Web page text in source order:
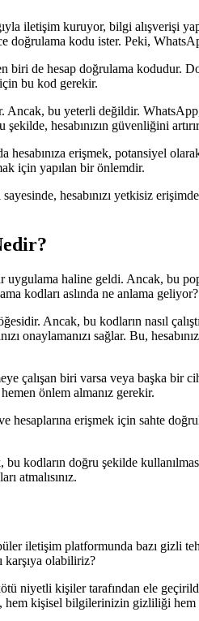
iletişim kuruyor, bilgi alışverişi
doğrulama kodu ister. Peki,
biri de hesap doğrulama kodudur.
için bu kod gerekir.
Ancak, bu yeterli değildir.
hesabınızın güvenliğini
erişmek, potansiyel
için yapılan bir önlemdir.
hesabınızı yetkisiz
haline geldi. Ancak, bu
kodları aslında ne anlama
Ancak, bu kodların nasıl
onaylamanızı sağlar. Bu,
biri varsa veya başka bir
önlem almanız gerekir.
erişmek için sahte
kodların doğru şekilde
atmalısınız.
iletişim platformunda bazı gizli
karşıya olabiliriz?
niyetli kişiler tarafından ele
kişisel bilgilerinizin gizliliği hem